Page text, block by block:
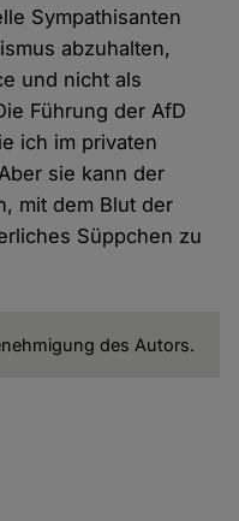
Sympathisanten
abzuhalten,
und nicht als
Führung der AfD
ich im privaten
sie kann der
mit dem Blut der
Süppchen zu
des Autors.